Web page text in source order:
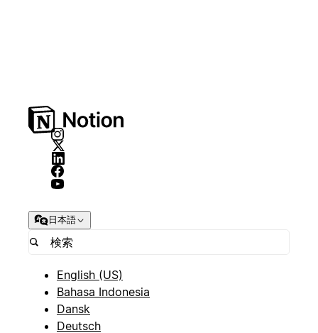
日本語
English (US)
Bahasa Indonesia
Dansk
Deutsch